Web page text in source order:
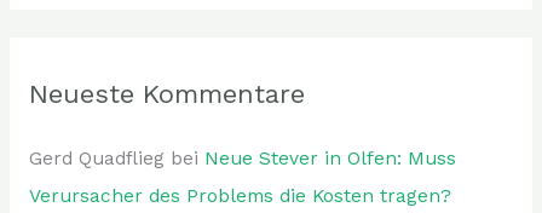
Neueste Kommentare
Gerd Quadflieg bei Neue Stever in Olfen: Muss
Verursacher des Problems die Kosten tragen?